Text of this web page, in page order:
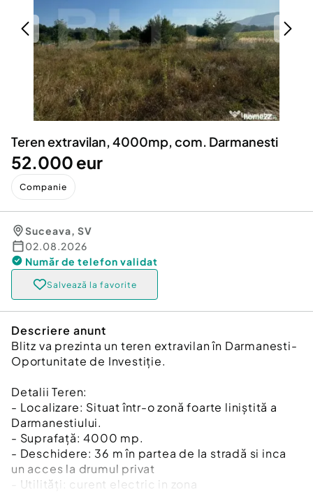
Servicii
Animale de companie
Afaceri și echipamente profesionale
Inchiriere Bunuri si Vehicule
Utilaje agricole si industriale
Piese auto si accesorii
Dacia Duster
Teren extravilan, 4000mp, com. Darmanesti
52.000 eur
Companie
Suceava, SV
02.08.2026
Număr de telefon validat
Salvează la favorite
Descriere anunt
Blitz va prezinta un teren extravilan în Darmanesti-
Oportunitate de Investiție.
Detalii Teren:
- Localizare: Situat într-o zonă foarte liniștită a
Darmanestiului.
- Suprafață: 4000 mp.
- Deschidere: 36 m în partea de la stradă si inca
un acces la drumul privat
- Utilități: curent electric in zona